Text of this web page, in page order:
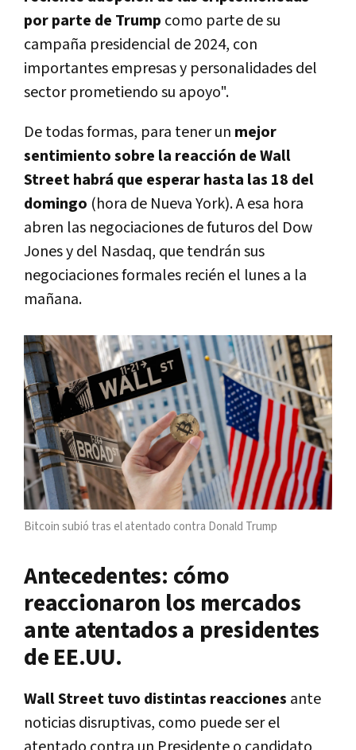
por parte de Trump como parte de su
campaña presidencial de 2024, con
importantes empresas y personalidades del
sector prometiendo su apoyo".
De todas formas, para tener un mejor
sentimiento sobre la reacción de Wall
Street habrá que esperar hasta las 18 del
domingo (hora de Nueva York). A esa hora
abren las negociaciones de futuros del Dow
Jones y del Nasdaq, que tendrán sus
negociaciones formales recién el lunes a la
mañana.
Bitcoin subió tras el atentado contra Donald Trump
Antecedentes: cómo
reaccionaron los mercados
ante atentados a presidentes
de EE.UU.
Wall Street tuvo distintas reacciones ante
noticias disruptivas, como puede ser el